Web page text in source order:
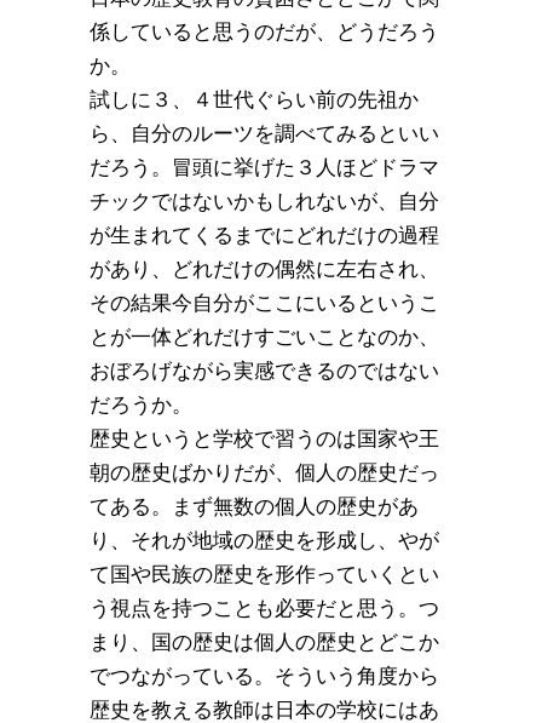
係していると思うのだが、どうだろう
か。
試しに３、４世代ぐらい前の先祖か
ら、自分のルーツを調べてみるといい
だろう。冒頭に挙げた３人ほどドラマ
チックではないかもしれないが、自分
が生まれてくるまでにどれだけの過程
があり、どれだけの偶然に左右され、
その結果今自分がここにいるというこ
とが一体どれだけすごいことなのか、
おぼろげながら実感できるのではない
だろうか。
歴史というと学校で習うのは国家や王
朝の歴史ばかりだが、個人の歴史だっ
てある。まず無数の個人の歴史があ
り、それが地域の歴史を形成し、やが
て国や民族の歴史を形作っていくとい
う視点を持つことも必要だと思う。つ
まり、国の歴史は個人の歴史とどこか
でつながっている。そういう角度から
歴史を教える教師は日本の学校にはあ